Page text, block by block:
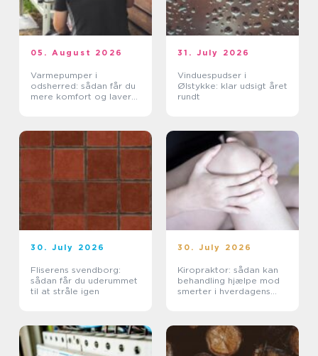
05. August 2026
Varmepumper i
odsherred: sådan får du
mere komfort og lavere
31. July 2026
Vinduespudser i
Ølstykke: klar udsigt året
rundt
30. July 2026
Fliserens svendborg:
sådan får du uderummet
til at stråle igen
30. July 2026
Kiropraktor: sådan kan
behandling hjælpe mod
smerter i hverdagens